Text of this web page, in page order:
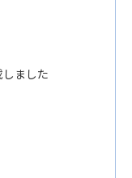
しました